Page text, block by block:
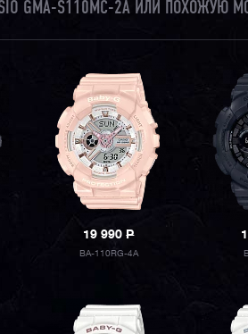
GMA-S110MC-2A ИЛИ ПОХОЖУЮ
19 990P
BA-110RG-4A